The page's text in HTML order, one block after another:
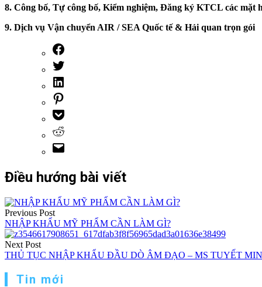
8. Công bố, Tự công bố, Kiểm nghiệm, Đăng ký KTCL các mặt
9. Dịch vụ Vận chuyển AIR / SEA Quốc tế & Hải quan trọn gói
Điều hướng bài viết
Previous Post
NHẬP KHẨU MỸ PHẨM CẦN LÀM GÌ?
Next Post
THỦ TỤC NHẬP KHẨU ĐẦU DÒ ÂM ĐẠO – MS TUYẾT
Tin mới